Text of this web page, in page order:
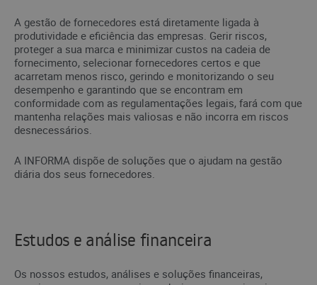
A gestão de fornecedores está diretamente ligada à
produtividade e eficiência das empresas. Gerir riscos,
proteger a sua marca e minimizar custos na cadeia de
fornecimento, selecionar fornecedores certos e que
acarretam menos risco, gerindo e monitorizando o seu
desempenho e garantindo que se encontram em
conformidade com as regulamentações legais, fará com que
mantenha relações mais valiosas e não incorra em riscos
desnecessários.
A INFORMA dispõe de soluções que o ajudam na gestão
diária dos seus fornecedores.
Estudos e análise financeira
Os nossos estudos, análises e soluções financeiras,